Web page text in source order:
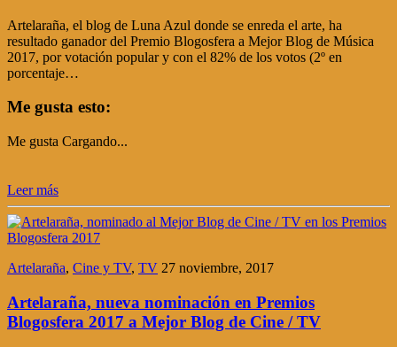
Artelaraña, el blog de Luna Azul donde se enreda el arte, ha
resultado ganador del Premio Blogosfera a Mejor Blog de Música
2017, por votación popular y con el 82% de los votos (2º en
porcentaje…
Me gusta esto:
Me gusta Cargando...
Leer más
Artelaraña, Cine y TV, TV 27 noviembre, 2017
Artelaraña, nueva nominación en Premios
Blogosfera 2017 a Mejor Blog de Cine / TV